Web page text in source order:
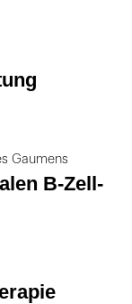
Gaumens
B-Zell-